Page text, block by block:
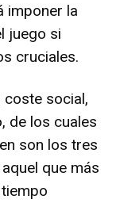
imponer la
juego si
cruciales.
social,
de los cuales
son los tres
que más